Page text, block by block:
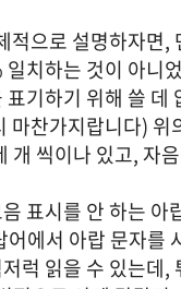
적으로 설명하자면
치하는 것이 아니
기하기 위해 쓸
마찬가지랍니다)
개 씩이나 있고, 자
표시를 안 하는
에서 아랍 문자를
럭 읽을 수 있는데